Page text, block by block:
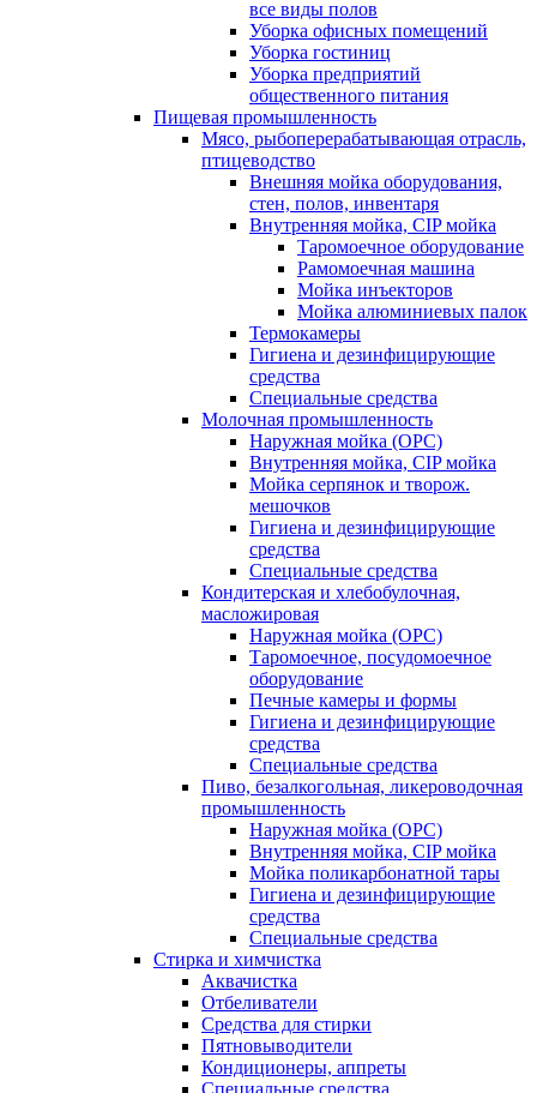
все виды полов
Уборка офисных помещений
Уборка гостиниц
Уборка предприятий
общественного питания
Пищевая промышленность
Мясо, рыбоперерабатывающая отрасль,
птицеводство
Внешняя мойка оборудования,
стен, полов, инвентаря
Внутренняя мойка, CIP мойка
Таромоечное оборудование
Рамомоечная машина
Мойка инъекторов
Мойка алюминиевых палок
Термокамеры
Гигиена и дезинфицирующие
средства
Специальные средства
Молочная промышленность
Наружная мойка (ОРС)
Внутренняя мойка, CIP мойка
Мойка серпянок и творож.
мешочков
Гигиена и дезинфицирующие
средства
Специальные средства
Кондитерская и хлебобулочная,
масложировая
Наружная мойка (ОРС)
Таромоечное, посудомоечное
оборудование
Печные камеры и формы
Гигиена и дезинфицирующие
средства
Специальные средства
Пиво, безалкогольная, ликероводочная
промышленность
Наружная мойка (ОРС)
Внутренняя мойка, CIP мойка
Мойка поликарбонатной тары
Гигиена и дезинфицирующие
средства
Специальные средства
Стирка и химчистка
Аквачистка
Отбеливатели
Средства для стирки
Пятновыводители
Кондиционеры, аппреты
Специальные средства